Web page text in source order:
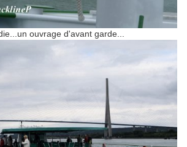
ouvrage d'avant garde...